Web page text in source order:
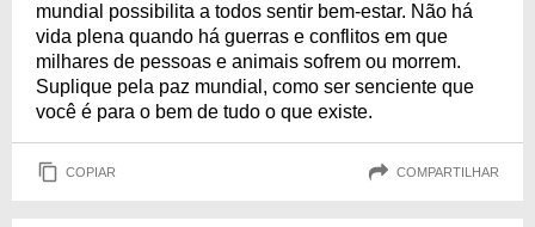
mundial possibilita a todos sentir bem-estar. Não há
vida plena quando há guerras e conflitos em que
milhares de pessoas e animais sofrem ou morrem.
Suplique pela paz mundial, como ser senciente que
você é para o bem de tudo o que existe.
COPIAR COMPARTILHAR